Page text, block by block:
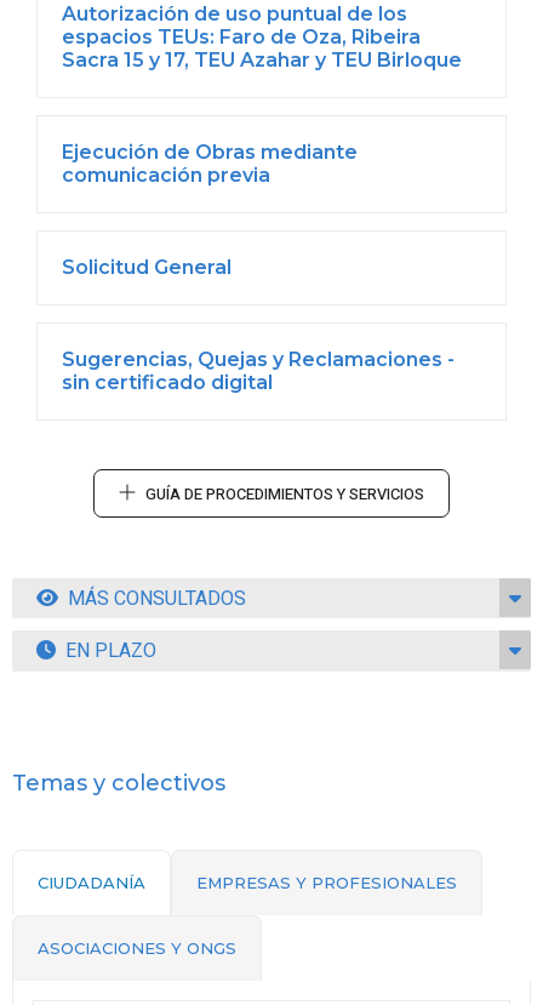
Autorización de uso puntual de los
espacios TEUs: Faro de Oza, Ribeira
Sacra 15 y 17, TEU Azahar y TEU Birloque
Ejecución de Obras mediante
comunicación previa
Solicitud General
Sugerencias, Quejas y Reclamaciones -
sin certificado digital
GUÍA DE PROCEDIMIENTOS Y SERVICIOS
MÁS CONSULTADOS
EN PLAZO
Temas y colectivos
CIUDADANÍA EMPRESAS Y PROFESIONALES
ASOCIACIONES Y ONGS